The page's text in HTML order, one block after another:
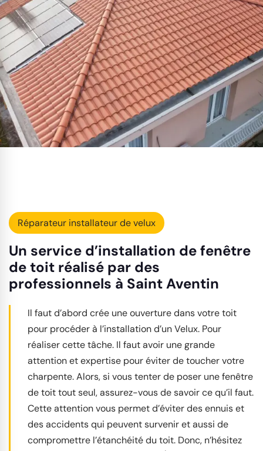
Réparateur installateur de velux
Un service d’installation de fenêtre
de toit réalisé par des
professionnels à Saint Aventin
Il faut d’abord crée une ouverture dans votre toit
pour procéder à l’installation d’un Velux. Pour
réaliser cette tâche. Il faut avoir une grande
attention et expertise pour éviter de toucher votre
charpente. Alors, si vous tenter de poser une fenêtre
de toit tout seul, assurez-vous de savoir ce qu’il faut.
Cette attention vous permet d’éviter des ennuis et
des accidents qui peuvent survenir et aussi de
compromettre l’étanchéité du toit. Donc, n’hésitez